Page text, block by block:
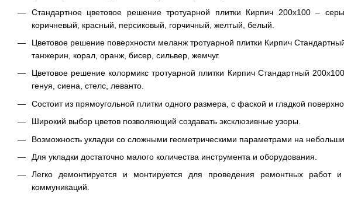
Стандартное цветовое решение тротуарной плитки Кирпич 200х100 –
коричневый, красный, персиковый, горчичный, желтый, белый.
Цветовое решение поверхности меланж тротуарной плитки Кирпич
танжерин, корал, оранж, бисер, сильвер, жемчуг.
Цветовое решение колормикс тротуарной плитки Кирпич Стандартный
генуя, сиена, стелс, леванто.
Состоит из прямоугольной плитки одного размера, с фаской и гладкой
Широкий выбор цветов позволяющий создавать эксклюзивные узоры.
Возможность укладки со сложными геометрическими параметрами на
Для укладки достаточно малого количества инструмента и оборудования.
Легко демонтируется и монтируется для проведения ремонтных работ и
коммуникаций.